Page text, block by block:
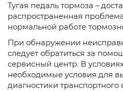
Тугая педаль тормоза –
распространенная
нормальной работе
При обнаружении
следует обратиться за
сервисный центр. В
необходимые условия для
диагностики транспортного